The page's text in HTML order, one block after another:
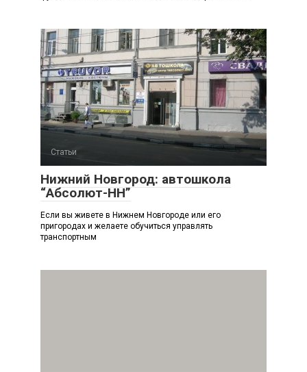
Статьи
Нижний Новгород: автошкола
“Абсолют-НН”
Если вы живете в Нижнем Новгороде или его
пригородах и желаете обучиться управлять
транспортным